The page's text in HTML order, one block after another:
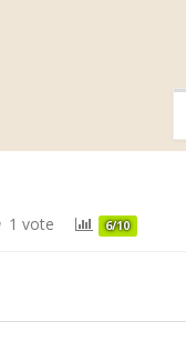
1 vote 6/10